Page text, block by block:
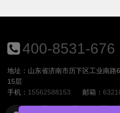
400-8531-676
地址：山东省济南市历下区工业南路
15层
手机： 15562588153 邮箱：